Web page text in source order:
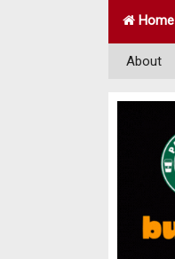
Home
About